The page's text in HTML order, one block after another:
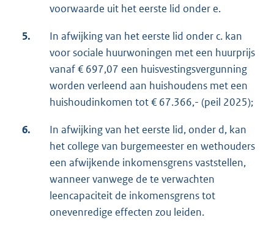
voorwaarde uit het eerste lid onder e.
5.
In afwijking van het eerste lid onder c. kan
voor sociale huurwoningen met een huurprijs
vanaf € 697,07 een huisvestingsvergunning
worden verleend aan huishoudens met een
huishoudinkomen tot € 67.366,- (peil 2025);
6.
In afwijking van het eerste lid, onder d, kan
het college van burgemeester en wethouders
een afwijkende inkomensgrens vaststellen,
wanneer vanwege de te verwachten
leencapaciteit de inkomensgrens tot
onevenredige effecten zou leiden.